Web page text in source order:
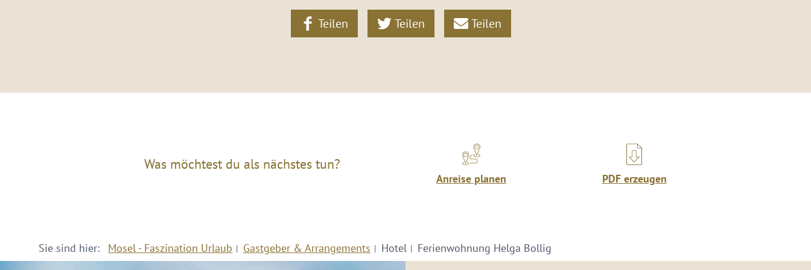
Teilen Teilen Teilen
Was möchtest du als nächstes tun?
Anreise planen PDF erzeugen
Sie sind hier: Mosel - Faszination Urlaub Gastgeber & Arrangements Hotel Ferienwohnung Helga Bollig